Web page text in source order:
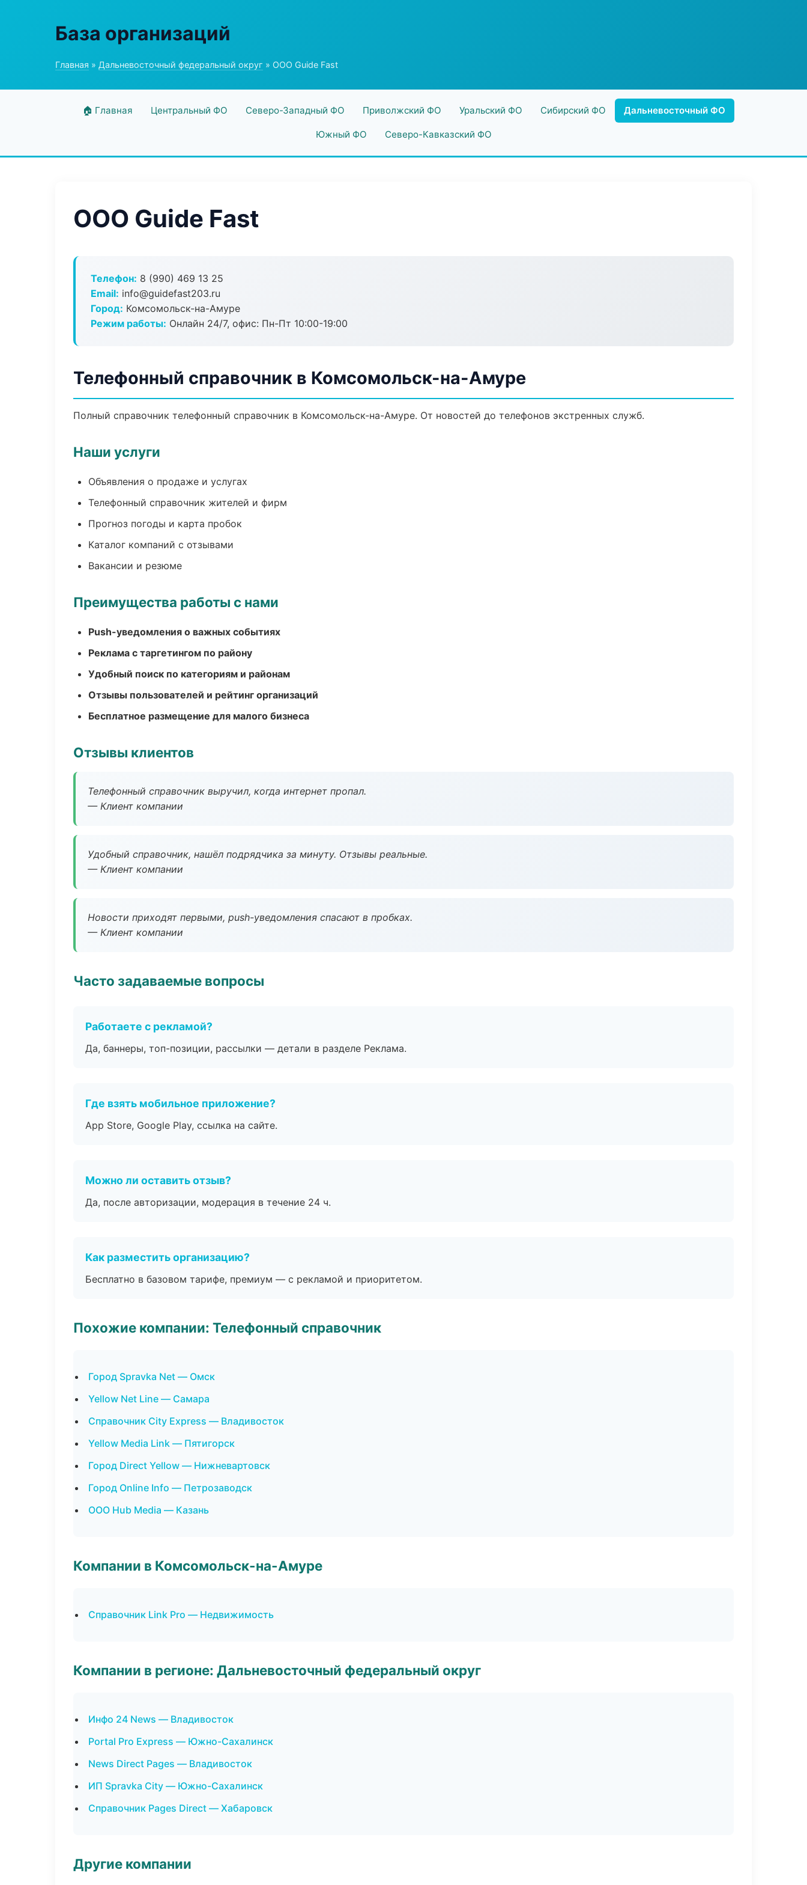
База организаций
Главная » Дальневосточный федеральный округ » ООО Guide Fast
🏠 Главная Центральный ФО Северо-Западный ФО Приволжский ФО Уральский ФО Сибирский ФО Дальневосточный ФО
Южный ФО Северо-Кавказский ФО
ООО Guide Fast
Телефон: 8 (990) 469 13 25
Email: info@guidefast203.ru
Город: Комсомольск-на-Амуре
Режим работы: Онлайн 24/7, офис: Пн-Пт 10:00-19:00
Телефонный справочник в Комсомольск-на-Амуре
Полный справочник телефонный справочник в Комсомольск-на-Амуре. От новостей до телефонов экстренных служб.
Наши услуги
Объявления о продаже и услугах
Телефонный справочник жителей и фирм
Прогноз погоды и карта пробок
Каталог компаний с отзывами
Вакансии и резюме
Преимущества работы с нами
Push-уведомления о важных событиях
Реклама с таргетингом по району
Удобный поиск по категориям и районам
Отзывы пользователей и рейтинг организаций
Бесплатное размещение для малого бизнеса
Отзывы клиентов
Телефонный справочник выручил, когда интернет пропал.
— Клиент компании
Удобный справочник, нашёл подрядчика за минуту. Отзывы реальные.
— Клиент компании
Новости приходят первыми, push-уведомления спасают в пробках.
— Клиент компании
Часто задаваемые вопросы
Работаете с рекламой?
Да, баннеры, топ-позиции, рассылки — детали в разделе Реклама.
Где взять мобильное приложение?
App Store, Google Play, ссылка на сайте.
Можно ли оставить отзыв?
Да, после авторизации, модерация в течение 24 ч.
Как разместить организацию?
Бесплатно в базовом тарифе, премиум — с рекламой и приоритетом.
Похожие компании: Телефонный справочник
Город Spravka Net — Омск
Yellow Net Line — Самара
Справочник City Express — Владивосток
Yellow Media Link — Пятигорск
Город Direct Yellow — Нижневартовск
Город Online Info — Петрозаводск
ООО Hub Media — Казань
Компании в Комсомольск-на-Амуре
Справочник Link Pro — Недвижимость
Компании в регионе: Дальневосточный федеральный округ
Инфо 24 News — Владивосток
Portal Pro Express — Южно-Сахалинск
News Direct Pages — Владивосток
ИП Spravka City — Южно-Сахалинск
Справочник Pages Direct — Хабаровск
Другие компании